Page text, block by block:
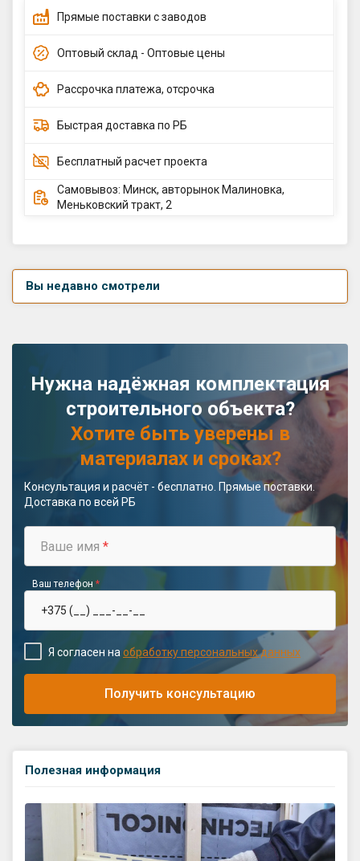
Прямые поставки с заводов
Оптовый склад - Оптовые цены
Рассрочка платежа, отсрочка
Быстрая доставка по РБ
Бесплатный расчет проекта
Самовывоз: Минск, авторынок Малиновка,
Меньковский тракт, 2
Вы недавно смотрели
Нужна надёжная комплектация
строительного объекта?
Хотите быть уверены в
материалах и сроках?
Консультация и расчёт - бесплатно. Прямые поставки.
Доставка по всей РБ
Ваше имя *
Ваш телефон *
Получить консультацию
Я согласен наобработку персональных данных
Полезная информация